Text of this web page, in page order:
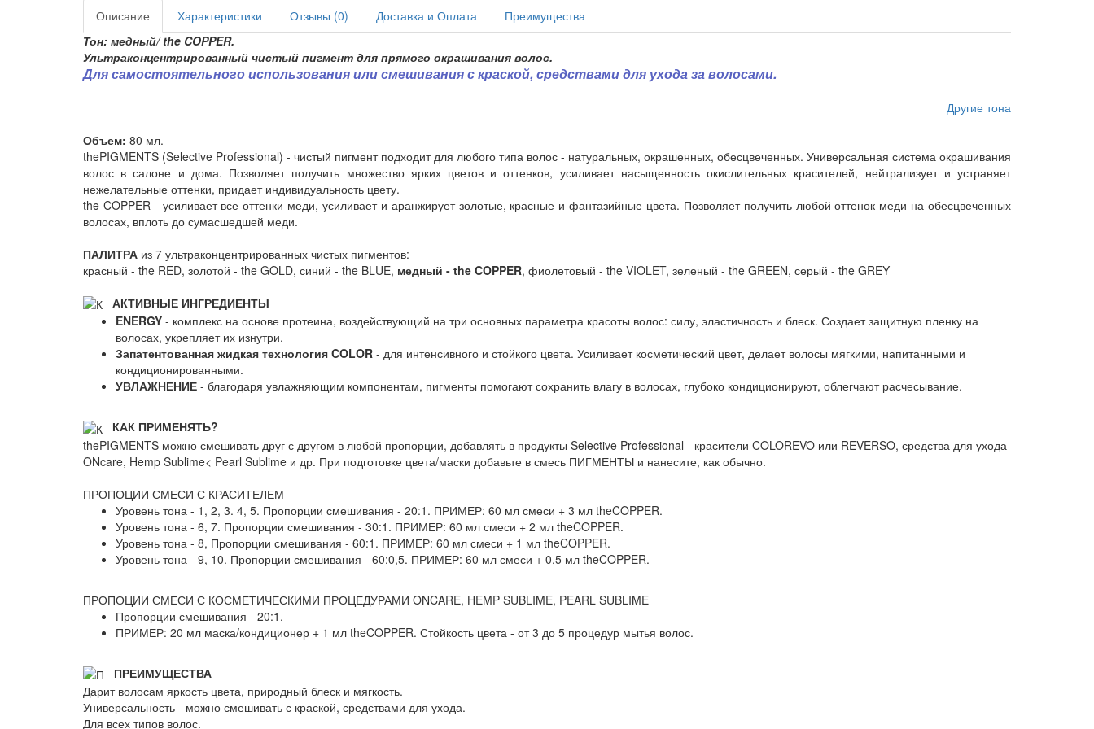
Описание Характеристики Отзывы (0) Доставка и Оплата
Преимущества
Тон: медный/ the COPPER.
Ультраконцентрированный чистый пигмент для прямого окрашивания волос.
Для самостоятельного использования или смешивания с краской, средствами для ухода за волосами.
Другие тона
Объем: 80 мл.
thePIGMENTS (Selective Professional) - чистый пигмент подходит для любого типа волос - натуральных, окрашенных, обесцвеченных. Универсальная система окрашивания
волос в салоне и дома. Позволяет получить множество ярких цветов и оттенков, усиливает насыщенность окислительных красителей, нейтрализует и устраняет
нежелательные оттенки, придает индивидуальность цвету.
the COPPER - усиливает все оттенки меди, усиливает и аранжирует золотые, красные и фантазийные цвета. Позволяет получить любой оттенок меди на обесцвеченных
волосах, вплоть до сумасшедшей меди.
ПАЛИТРА из 7 ультраконцентрированных чистых пигментов:
красный - the RED, золотой - the GOLD, синий - the BLUE, медный - the COPPER, фиолетовый - the VIOLET, зеленый - the GREEN, серый - the GREY
АКТИВНЫЕ ИНГРЕДИЕНТЫ
ENERGY - комплекс на основе протеина, воздействующий на три основных параметра красоты волос: силу, эластичность и блеск. Создает защитную пленку на
волосах, укрепляет их изнутри.
Запатентованная жидкая технология COLOR - для интенсивного и стойкого цвета. Усиливает косметический цвет, делает волосы мягкими, напитанными и
кондиционированными.
УВЛАЖНЕНИЕ - благодаря увлажняющим компонентам, пигменты помогают сохранить влагу в волосах, глубоко кондиционируют, облегчают расчесывание.
КАК ПРИМЕНЯТЬ?
thePIGMENTS можно смешивать друг с другом в любой пропорции, добавлять в продукты Selective Professional - красители COLOREVO или REVERSO, средства для ухода
ONcare, Hemp Sublime< Pearl Sublime и др. При подготовке цвета/маски добавьте в смесь ПИГМЕНТЫ и нанесите, как обычно.
ПРОПОЦИИ СМЕСИ С КРАСИТЕЛЕМ
Уровень тона - 1, 2, 3. 4, 5. Пропорции смешивания - 20:1. ПРИМЕР: 60 мл смеси + 3 мл theCOPPER.
Уровень тона - 6, 7. Пропорции смешивания - 30:1. ПРИМЕР: 60 мл смеси + 2 мл theCOPPER.
Уровень тона - 8, Пропорции смешивания - 60:1. ПРИМЕР: 60 мл смеси + 1 мл theCOPPER.
Уровень тона - 9, 10. Пропорции смешивания - 60:0,5. ПРИМЕР: 60 мл смеси + 0,5 мл theCOPPER.
ПРОПОЦИИ СМЕСИ С КОСМЕТИЧЕСКИМИ ПРОЦЕДУРАМИ ONCARE, HEMP SUBLIME, PEARL SUBLIME
Пропорции смешивания - 20:1.
ПРИМЕР: 20 мл маска/кондиционер + 1 мл theCOPPER. Стойкость цвета - от 3 до 5 процедур мытья волос.
ПРЕИМУЩЕСТВА
Дарит волосам яркость цвета, природный блеск и мягкость.
Универсальность - можно смешивать с краской, средствами для ухода.
Для всех типов волос.